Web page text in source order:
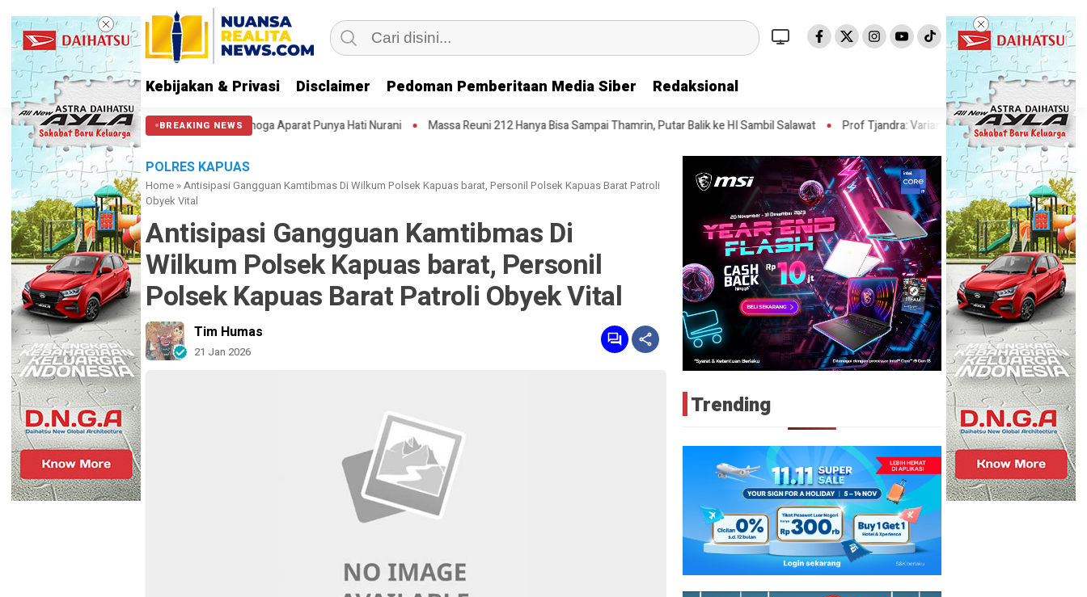
Kebijakan & Privasi Disclaimer Pedoman Pemberitaan Media Siber Redaksional
BREAKING NEWS
Massa di Patung Kuda: Semoga Aparat Punya Hati Nurani Massa Reuni 212 Hanya Bisa Sampai Thamrin, Putar Balik ke HI Sambil Salawat Prof Tjandra: Varian Omicron Mungkin Berdampak pada Obat Pasien
POLRES KAPUAS
Home »Antisipasi Gangguan Kamtibmas Di Wilkum Polsek Kapuas barat, Personil Polsek Kapuas Barat Patroli
Obyek Vital
Antisipasi Gangguan Kamtibmas Di
Wilkum Polsek Kapuas barat, Personil
Polsek Kapuas Barat Patroli Obyek Vital
Tim Humas
21 Jan 2026
Trending